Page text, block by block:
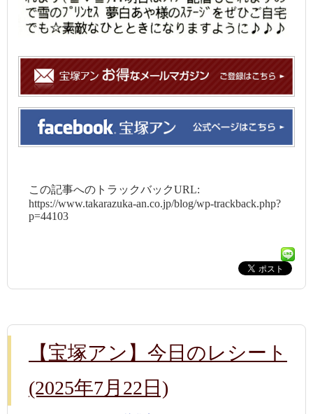
この記事へのトラックバックURL:
https://www.takarazuka-an.co.jp/blog/wp-trackback.php?
p=44103
【宝塚アン】今日のレシート
(2025年7月22日)